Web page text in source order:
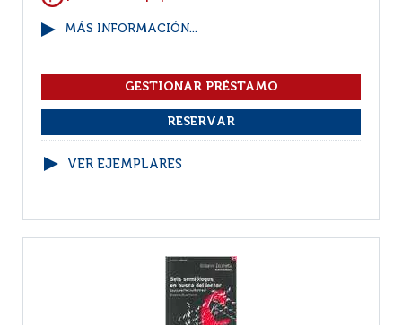
MÁS INFORMACIÓN...
VER EJEMPLARES